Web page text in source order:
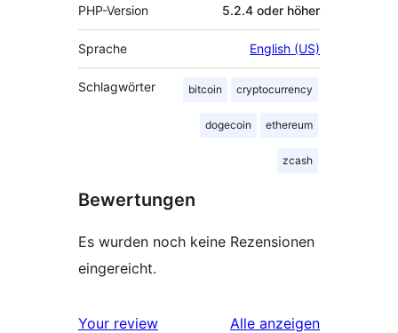
PHP-Version 5.2.4 oder höher
Sprache English (US)
Schlagwörter bitcoin cryptocurrency
dogecoin ethereum
zcash
Bewertungen
Es wurden noch keine Rezensionen
eingereicht.
Your review Alle Rezensionen
anzeigen